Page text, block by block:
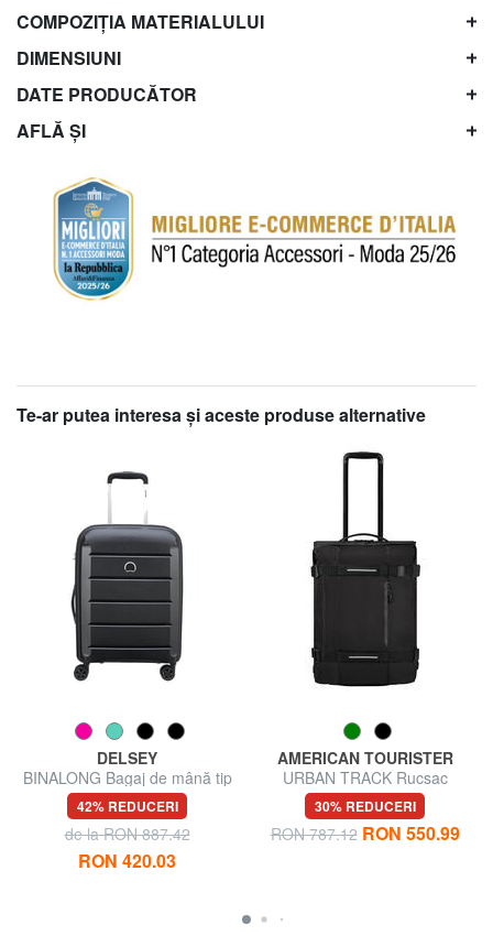
COMPOZIȚIA MATERIALULUI
DIMENSIUNI
DATE PRODUCĂTOR
AFLĂ ȘI
Te-ar putea interesa şi aceste produse alternative
DELSEY
BINALONG Bagaj de mână tip
troler subțire
42% REDUCERI
de la RON 887.42
RON 420.03
AMERICAN TOURISTER
URBAN TRACK Rucsac
cărucior pentru bagaje de
mână
30% REDUCERI
RON 787.12 RON 550.99